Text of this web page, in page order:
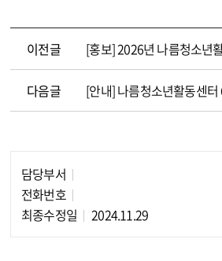
이전글
다음글 [안내] 나름청소년활동센터
담당부서
전화번호
최종수정일
2024.11.29